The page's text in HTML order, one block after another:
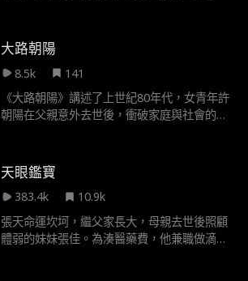
的男人，背後隱藏著另一重身份，二人開啟了
一段危險又迷人的極致愛戀。
大路朝陽
8.5k
141
《大路朝陽》講述了上世紀80年代，女青年許
朝陽在父親意外去世後，衝破家庭與社會的重
性主導的運輸行業中艱難立足，並與夥伴們共
同創業，最終開創出屬於自己的一片天地，同
時也收穫了真摯愛情的時代勵志故事。
天眼鑑寶
383.4k
10.9k
張天命運坎坷，繼父家長大，母親去世後照顧
體弱的妹妹張佳。為湊醫藥費，他兼職做滴滴